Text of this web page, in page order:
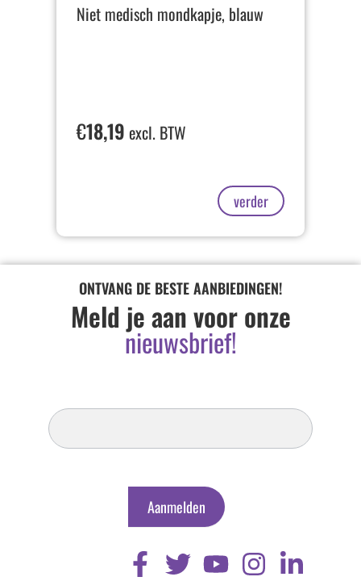
Niet medisch mondkapje, blauw
€18,19 excl. BTW
verder
ONTVANG DE BESTE AANBIEDINGEN!
Meld je aan voor onze
nieuwsbrief!
Inschrijven
Nieuwsbrief
Aanmelden